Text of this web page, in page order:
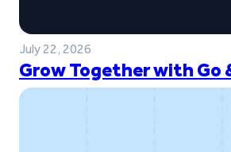
July 22, 2026
Grow Together with Go